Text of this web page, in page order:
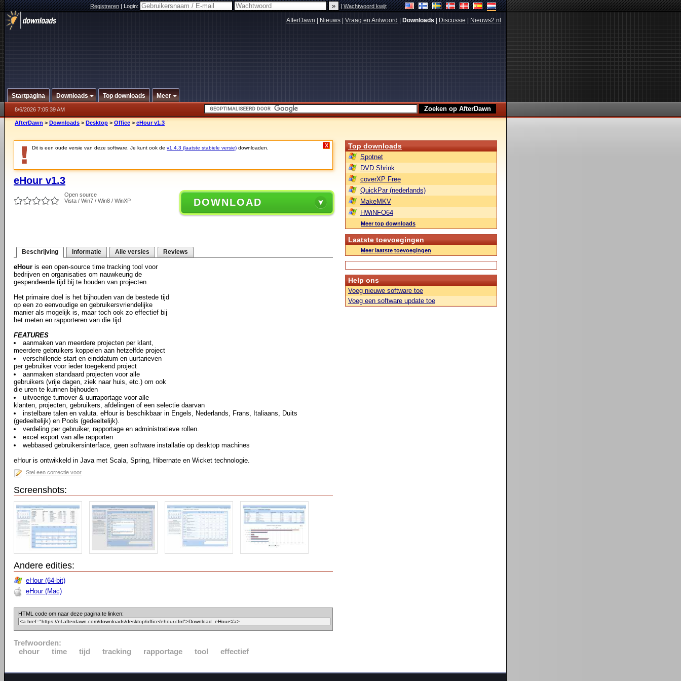
Registreren|Login: |Wachtwoord kwijt
AfterDawn Nieuws Vraag en Antwoord Downloads Discussie Nieuws2.nl
Startpagina Downloads Top downloads Meer
8/6/2026 7:05:39 AM
AfterDawn > Downloads > Desktop > Office > eHour v1.3
Dit is een oude versie van deze software. Je kunt ook de v1.4.3 (laatste stabiele versie) downloaden. X
eHour v1.3
Open source
Vista / Win7 / Win8 / WinXP
DOWNLOAD
Beschrijving Informatie Alle versies Reviews
eHour is een open-source time tracking tool voor
bedrijven en organisaties om nauwkeurig de
gespendeerde tijd bij te houden van projecten.
Het primaire doel is het bijhouden van de bestede tijd
op een zo eenvoudige en gebruikersvriendelijke
manier als mogelijk is, maar toch ook zo effectief bij
het meten en rapporteren van die tijd.
FEATURES
aanmaken van meerdere projecten per klant,
meerdere gebruikers koppelen aan hetzelfde project
verschillende start en einddatum en uurtarieven
per gebruiker voor ieder toegekend project
aanmaken standaard projecten voor alle
gebruikers (vrije dagen, ziek naar huis, etc.) om ook
die uren te kunnen bijhouden
uitvoerige turnover & uurraportage voor alle
klanten, projecten, gebruikers, afdelingen of een selectie daarvan
instelbare talen en valuta. eHour is beschikbaar in Engels, Nederlands, Frans, Italiaans, Duits
(gedeeltelijk) en Pools (gedeeltelijk).
verdeling per gebruiker, rapportage en administratieve rollen.
excel export van alle rapporten
webbased gebruikersinterface, geen software installatie op desktop machines
eHour is ontwikkeld in Java met Scala, Spring, Hibernate en Wicket technologie.
Stel een correctie voor
Screenshots:
Andere edities:
eHour (64-bit)
eHour (Mac)
HTML code om naar deze pagina te linken:
Trefwoorden:
ehour
time tijd tracking rapportage tool effectief
Top downloads
Spotnet
DVD Shrink
coverXP Free
QuickPar (nederlands)
MakeMKV
HWiNFO64
Meer top downloads
Laatste toevoegingen
Meer laatste toevoegingen
Help ons
Voeg nieuwe software toe
Voeg een software update toe